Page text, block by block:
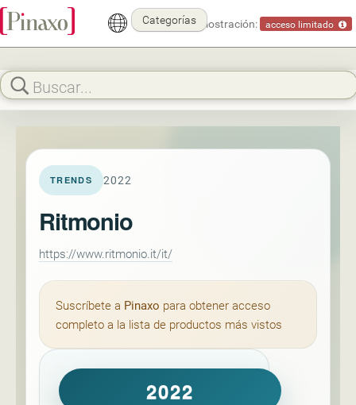
Modo demostración: acceso limitado
Categorías
TRENDS 2022
Ritmonio
https://www.ritmonio.it/it/
Suscríbete a Pinaxo para obtener acceso
completo a la lista de productos más vistos
2022